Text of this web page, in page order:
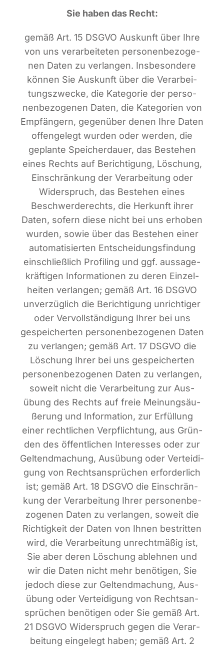
Sie haben das Recht:
gemäß Art. 15 DSGVO Aus­kunft über Ihre
von uns ver­ar­bei­te­ten per­so­nen­be­zo­ge­
nen Daten zu ver­lan­gen. Ins­be­son­de­re
kön­nen Sie Aus­kunft über die Ver­ar­bei­
tungs­zwe­cke, die Kate­go­rie der per­so­
nen­be­zo­ge­nen Daten, die Kate­go­rien von
Emp­fän­gern, gegen­über denen Ihre Daten
offen­ge­legt wur­den oder wer­den, die
geplan­te Spei­cher­dau­er, das Bestehen
eines Rechts auf Berich­ti­gung, Löschung,
Ein­schrän­kung der Ver­ar­bei­tung oder
Wider­spruch, das Bestehen eines
Beschwer­de­rechts, die Her­kunft ihrer
Daten, sofern die­se nicht bei uns erho­ben
wur­den, sowie über das Bestehen einer
auto­ma­ti­sier­ten Ent­schei­dungs­fin­dung
ein­schließ­lich Pro­fil­ing und ggf. aus­sa­ge­
kräf­ti­gen Infor­ma­tio­nen zu deren Ein­zel­
hei­ten ver­lan­gen; gemäß Art. 16 DSGVO
unver­züg­lich die Berich­ti­gung unrich­ti­ger
oder Ver­voll­stän­di­gung Ihrer bei uns
gespei­cher­ten per­so­nen­be­zo­ge­nen Daten
zu ver­lan­gen; gemäß Art. 17 DSGVO die
Löschung Ihrer bei uns gespei­cher­ten
per­so­nen­be­zo­ge­nen Daten zu ver­lan­gen,
soweit nicht die Ver­ar­bei­tung zur Aus­
übung des Rechts auf freie Mei­nungs­äu­
ße­rung und Infor­ma­ti­on, zur Erfül­lung
einer recht­li­chen Ver­pflich­tung, aus Grün­
den des öffent­li­chen Inter­es­ses oder zur
Gel­tend­ma­chung, Aus­übung oder Ver­tei­di­
gung von Rechts­an­sprü­chen erfor­der­lich
ist; gemäß Art. 18 DSGVO die Ein­schrän­
kung der Ver­ar­bei­tung Ihrer per­so­nen­be­
zo­ge­nen Daten zu ver­lan­gen, soweit die
Rich­tig­keit der Daten von Ihnen bestrit­ten
wird, die Ver­ar­bei­tung unrecht­mä­ßig ist,
Sie aber deren Löschung ableh­nen und
wir die Daten nicht mehr benö­ti­gen, Sie
jedoch die­se zur Gel­tend­ma­chung, Aus­
übung oder Ver­tei­di­gung von Rechts­an­
sprü­chen benö­ti­gen oder Sie gemäß Art.
21 DSGVO Wider­spruch gegen die Ver­ar­
bei­tung ein­ge­legt haben; gemäß Art. 2